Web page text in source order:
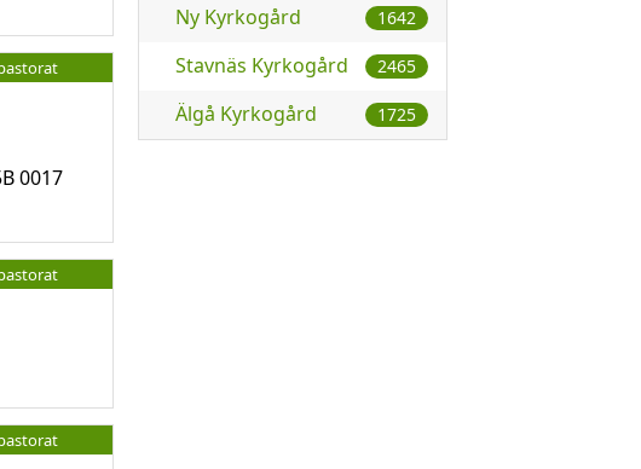
Ny Kyrkogård 1642
Stavnäs Kyrkogård 2465
Älgå Kyrkogård 1725
0017